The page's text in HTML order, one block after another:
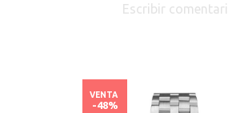
Escribir
VENTA
-48%